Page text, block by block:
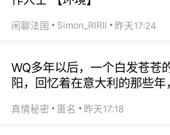
闲聊法国 Simon_RIRIl 昨天17:24
WQ多年以后，一个白发苍苍
阳，回忆着在意大利的那些
真情秘密 匿名 昨天17:18